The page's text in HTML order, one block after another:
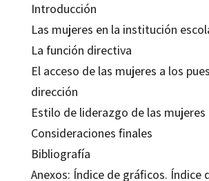
Introducción
Las mujeres en la institución
La función directiva
El acceso de las mujeres a los
dirección
Estilo de liderazgo de las mujeres
Consideraciones finales
Bibliografía
Anexos: Índice de gráficos. Índice